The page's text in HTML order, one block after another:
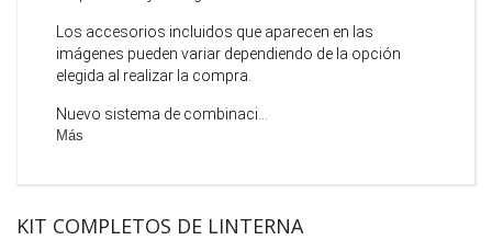
Los accesorios incluidos que aparecen en las
imágenes pueden variar dependiendo de la opción
elegida al realizar la compra.
Nuevo sistema de combinaci...
Más
KIT COMPLETOS DE LINTERNA